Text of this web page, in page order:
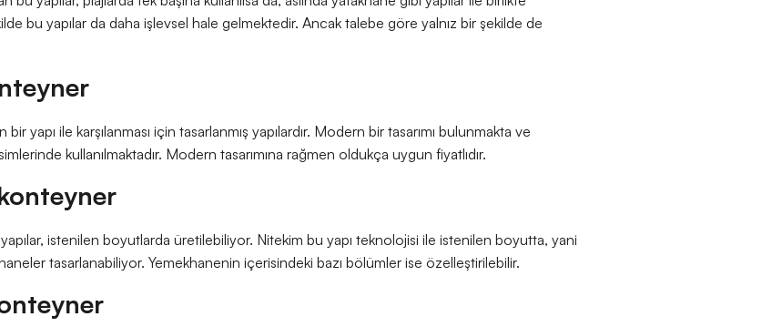
bu yapılar da daha işlevsel hale gelmektedir. Ancak talebe göre yalnız bir şekilde de
yapı ile karşılanması için tasarlanmış yapılardır. Modern bir tasarımı bulunmakta ve
kullanılmaktadır. Modern tasarımına rağmen oldukça uygun fiyatlıdır.
istenilen boyutlarda üretilebiliyor. Nitekim bu yapı teknolojisi ile istenilen boyutta, yani
tasarlanabiliyor. Yemekhanenin içerisindeki bazı bölümler ise özelleştirilebilir.